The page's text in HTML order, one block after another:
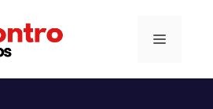
Menu